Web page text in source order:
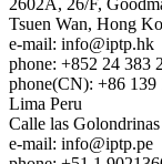
Tsuen Wan, Hong
e-mail: info
iptp.hk
phone: +852 24 383
phone(CN): +86 139
Lima Peru
Calle las
e-mail: info
iptp.pe